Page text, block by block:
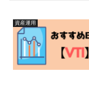
資産運用